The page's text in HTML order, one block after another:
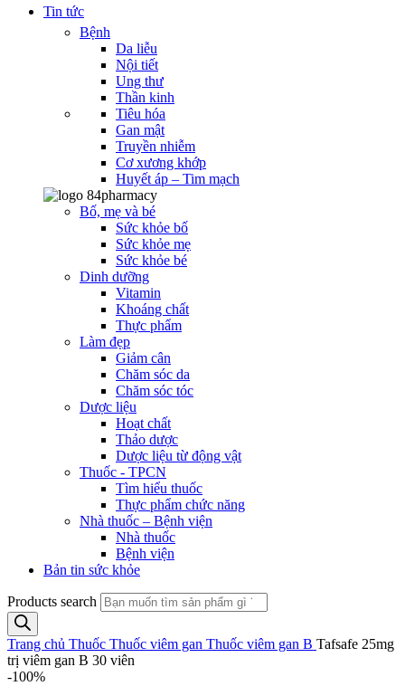
Tin tức
Bệnh
Da liễu
Nội tiết
Ung thư
Thần kinh
Tiêu hóa
Gan mật
Truyền nhiễm
Cơ xương khớp
Huyết áp – Tim mạch
Bố, mẹ và bé
Sức khỏe bố
Sức khỏe mẹ
Sức khỏe bé
Dinh dưỡng
Vitamin
Khoáng chất
Thực phẩm
Làm đẹp
Giảm cân
Chăm sóc da
Chăm sóc tóc
Dược liệu
Hoạt chất
Thảo dược
Dược liệu từ động vật
Thuốc - TPCN
Tìm hiểu thuốc
Thực phẩm chức năng
Nhà thuốc – Bệnh viện
Nhà thuốc
Bệnh viện
Bản tin sức khỏe
Products search
Trang chủ Thuốc Thuốc viêm gan Thuốc viêm gan B Tafsafe 25mg
trị viêm gan B 30 viên
-100%